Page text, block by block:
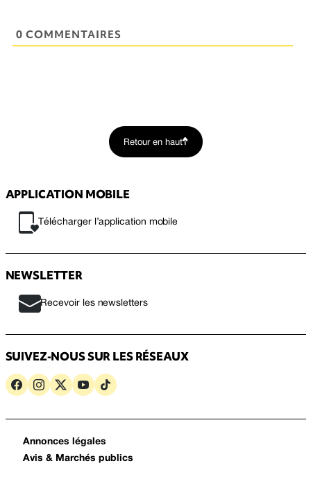
0 COMMENTAIRES
Retour en haut
APPLICATION MOBILE
Télécharger l’application mobile
NEWSLETTER
Recevoir les newsletters
SUIVEZ-NOUS SUR LES RÉSEAUX
Annonces légales
Avis & Marchés publics